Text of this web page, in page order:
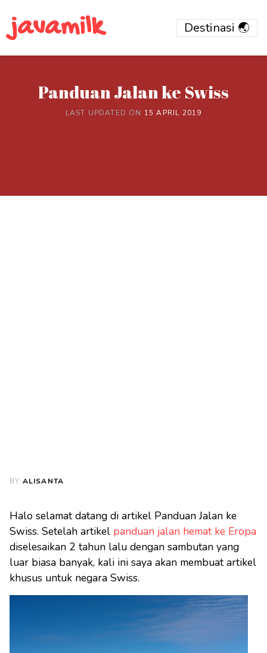
javamilk
Panduan Jalan ke Swiss
LAST UPDATED ON 15 APRIL 2019
BY ALISANTA
Halo selamat datang di artikel Panduan Jalan ke
Swiss. Setelah artikel panduan jalan hemat ke Eropa
diselesaikan 2 tahun lalu dengan sambutan yang
luar biasa banyak, kali ini saya akan membuat artikel
khusus untuk negara Swiss.